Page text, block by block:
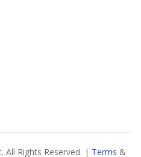
All Rights Reserved. | Terms &